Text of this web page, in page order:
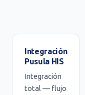
Integración
Pusula HIS
Integración
total — flujo